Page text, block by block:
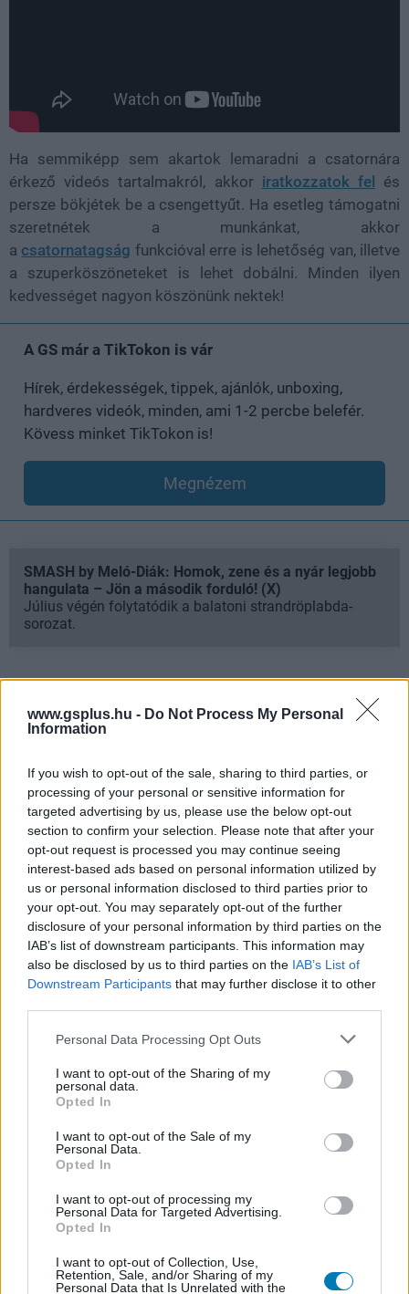
www.gsplus.hu - Do Not Process My Personal
Information
If you wish to opt-out of the sale, sharing to third parties, or
processing of your personal or sensitive information for
targeted advertising by us, please use the below opt-out
section to confirm your selection. Please note that after your
opt-out request is processed you may continue seeing
interest-based ads based on personal information utilized by
us or personal information disclosed to third parties prior to
your opt-out. You may separately opt-out of the further
disclosure of your personal information by third parties on the
IAB’s list of downstream participants. This information may
also be disclosed by us to third parties on the IAB’s List of
Downstream Participants that may further disclose it to other
Please note that this website/app uses one or more Google
not limited to your visit or usage behaviour. You may click to
grant or deny consent to Google and its third-party tags to
use your data for below specified purposes in below Google
consent section.
Personal Data Processing Opt Outs
I want to opt-out of the Sharing of my
personal data.
Opted In
I want to opt-out of the Sale of my
Personal Data.
Opted In
I want to opt-out of processing my
Personal Data for Targeted Advertising.
Opted In
I want to opt-out of Collection, Use,
Retention, Sale, and/or Sharing of my
Personal Data that Is Unrelated with the
Ha semmiképp sem akartok lemaradni a csatornára
érkező videós tartalmakról, akkor iratkozzatok fel és
persze bökjétek be a csengettyűt. Ha esetleg támogatni
szeretnétek a munkánkat, akkor
a csatornatagság funkcióval erre is lehetőség van, illetve
a szuperköszöneteket is lehet dobálni. Minden ilyen
kedvességet nagyon köszönünk nektek!
A GS már a TikTokon is vár
Hírek, érdekességek, tippek, ajánlók, unboxing,
hardveres videók, minden, ami 1-2 percbe belefér.
Kövess minket TikTokon is!
Megnézem
SMASH by Meló-Diák: Homok, zene és a nyár legjobb
hangulata – Jön a második forduló! (X)
Július végén folytatódik a balatoni strandröplabda-
sorozat.
Címkék: #gstv
#mandragora: whispers of the witch tree
Platformok: PC PlayStation 5 Xbox Series X
Hozzászólások
Meghökkentő párosítás: a
horror és az amerikai foci
találkozik Marlon Wayans új
filmjében
Chavalier|2025 április 18. 18:10